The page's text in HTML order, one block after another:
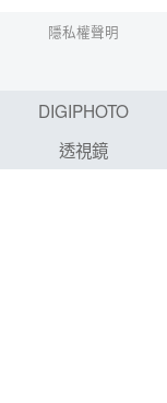
隱私權聲明
DIGIPHOTO
透視鏡